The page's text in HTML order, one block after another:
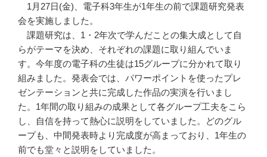
1月27日(金)、電子科3年生が1年生の前で課題研究発表
会を実施しました。
課題研究は、1・2年次で学んだことの集大成として自
らがテーマを決め、それぞれの課題に取り組んでいま
す。今年度の電子科の生徒は15グループに分かれて取り
組みました。発表会では、パワーポイントを使ったプレ
ゼンテーションと共に完成した作品の実演を行いまし
た。1年間の取り組みの成果として各グループ工夫をこら
し、自信を持って熱心に説明をしていました。どのグル
ープも、中間発表時より完成度が高まっており、1年生の
前でも堂々と説明をしていました。